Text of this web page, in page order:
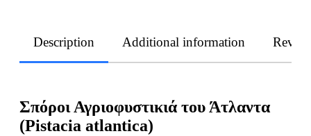
Description Additional information
Σπόροι Αγριοφυστικιά του Άτλαντα
(Pistacia atlantica)